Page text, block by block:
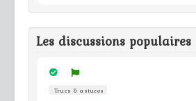
Les discussions populaires
Trucs & astuces